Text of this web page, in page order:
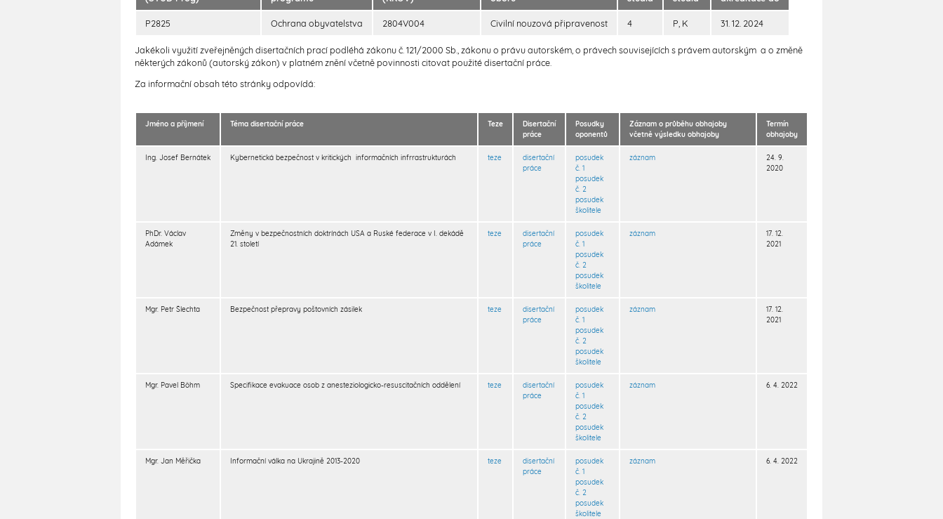
P2825 Ochrana obyvatelstva 2804V004 Civilní nouzová připravenost 4 P, K 31. 12. 2024
Jakékoli využití zveřejněných disertačních prací podléhá zákonu č. 121/2000 Sb., zákonu o právu autorském, o právech souvisejících s právem autorským a o změně
některých zákonů (autorský zákon) v platném znění včetně povinnosti citovat použité disertační práce.
Za informační obsah této stránky odpovídá:
Jméno a příjmení Téma disertační práce Teze
Disertační
práce
Posudky
oponentů
Záznam o průběhu obhajoby
včetně výsledku obhajoby
Termín
obhajoby
Ing. Josef Bernátek Kybernetická bezpečnost v kritických informačních infrrastrukturách teze
disertační
práce
posudek
č. 1
posudek
č. 2
posudek
školitele
záznam
24. 9.
2020
PhDr. Václav
Adámek
Změny v bezpečnostních doktrínách USA a Ruské federace v I. dekádě
21. století
teze
disertační
práce
posudek
č. 1
posudek
č. 2
posudek
školitele
záznam
17. 12.
2021
Mgr. Petr Šlechta Bezpečnost přepravy poštovních zásilek teze
disertační
práce
posudek
č. 1
posudek
č. 2
posudek
školitele
záznam
17. 12.
2021
Mgr. Pavel Böhm Specifikace evakuace osob z anesteziologicko-resuscitačních oddělení teze
disertační
práce
posudek
č. 1
posudek
č. 2
posudek
školitele
záznam 6. 4. 2022
Mgr. Jan Měřička Informační válka na Ukrajině 2013-2020 teze
disertační
práce
posudek
č. 1
posudek
č. 2
posudek
školitele
záznam 6. 4. 2022